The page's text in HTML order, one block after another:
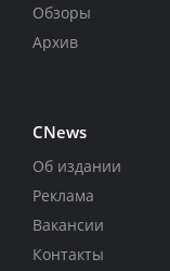
Обзоры
Архив
CNews
Об издании
Реклама
Вакансии
Контакты